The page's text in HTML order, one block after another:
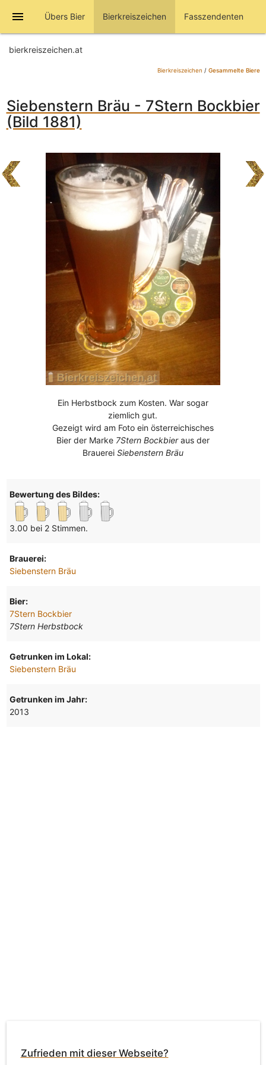
menu Übers Bier Bierkreiszeichen Fasszendenten
bierkreiszeichen.at
Bierkreiszeichen / Gesammelte Biere
Siebenstern Bräu - 7Stern Bockbier
(Bild 1881)
Ein Herbstbock zum Kosten. War sogar
ziemlich gut.
Gezeigt wird am Foto ein österreichisches
Bier der Marke 7Stern Bockbieraus der
Brauerei Siebenstern Bräu
Bewertung des Bildes:
3.00 bei 2 Stimmen.
Brauerei:
Siebenstern Bräu
Bier:
7Stern Bockbier
7Stern Herbstbock
Getrunken im Lokal:
Siebenstern Bräu
Getrunken im Jahr:
2013
Zufrieden mit dieser Webseite?